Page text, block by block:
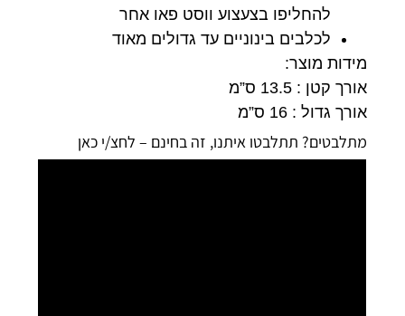
להחליפו בצעצוע ווסט פאו אחר
לכלבים בינוניים עד גדולים מאוד
מידות מוצר:
אורך קטן : 13.5 ס”מ
אורך גדול : 16 ס”מ
מתלבטים? תתלבטו איתנו, זה בחינם – לחצ/י כאן